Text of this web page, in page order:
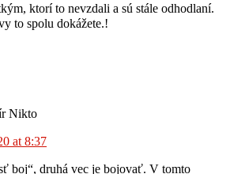
ktorí to nevzdali a sú stále odhodlaní.
to spolu dokážete.!
Nikto
at 8:37
boj“, druhá vec je bojovať. V tomto